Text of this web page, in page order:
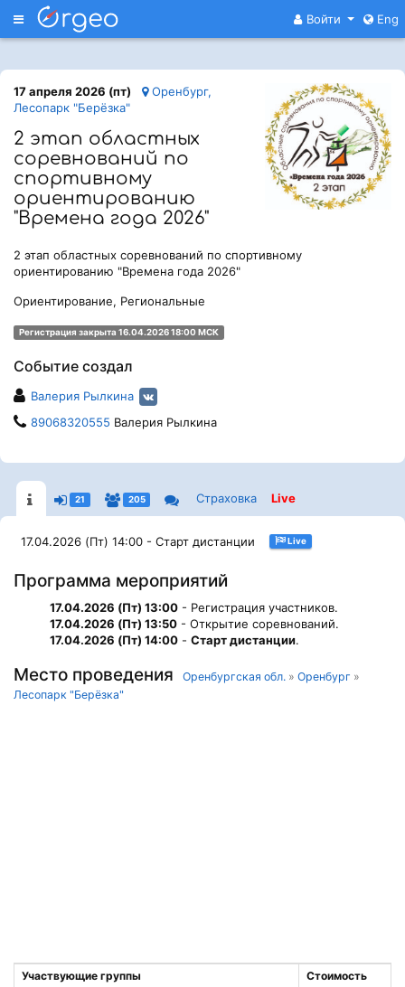
Меню Войти Eng
17 апреля 2026 (пт)
Оренбург,
Лесопарк "Берёзка"
2 этап областных
соревнований по
спортивному
ориентированию
"Времена года 2026"
2 этап областных соревнований по спортивному
ориентированию "Времена года 2026"
Ориентирование, Региональные
Регистрация закрыта 16.04.2026 18:00 МСК
Событие создал
Валерия Рылкина
89068320555 Валерия Рылкина
21 205 Страховка Live
17.04.2026 (Пт) 14:00 - Старт дистанции Live
Программа мероприятий
17.04.2026 (Пт) 13:00 - Регистрация участников.
17.04.2026 (Пт) 13:50 - Открытие соревнований.
17.04.2026 (Пт) 14:00 - Старт дистанции.
Место проведения Оренбургская обл. » Оренбург »
Лесопарк "Берёзка"
Участвующие группы
Стоимость